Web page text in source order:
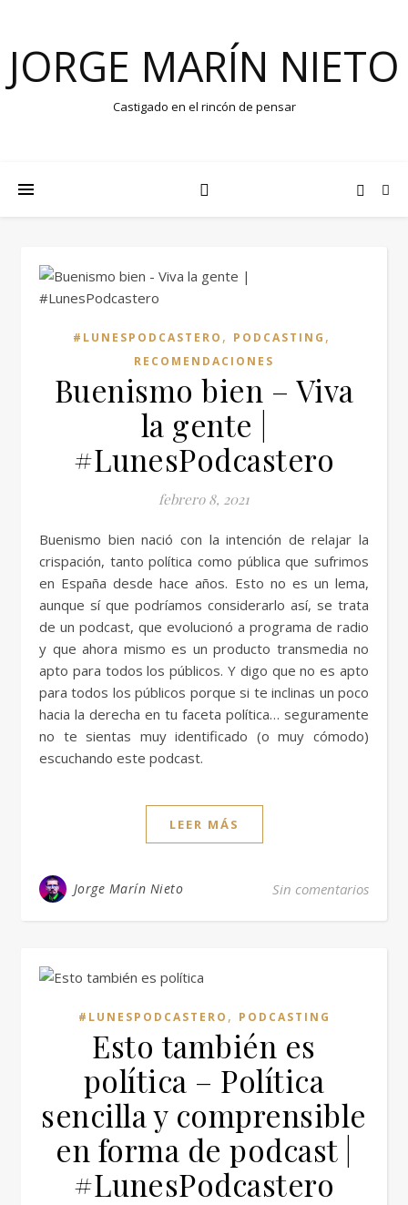
JORGE MARÍN NIETO
Castigado en el rincón de pensar
#LUNESPODCASTERO , PODCASTING ,
RECOMENDACIONES
Buenismo bien – Viva
la gente |
#LunesPodcastero
febrero 8, 2021
Buenismo bien nació con la intención de relajar la
crispación, tanto política como pública que sufrimos
en España desde hace años. Esto no es un lema,
aunque sí que podríamos considerarlo así, se trata
de un podcast, que evolucionó a programa de radio
y que ahora mismo es un producto transmedia no
apto para todos los públicos. Y digo que no es apto
para todos los públicos porque si te inclinas un poco
hacia la derecha en tu faceta política… seguramente
no te sientas muy identificado (o muy cómodo)
escuchando este podcast.
LEER MÁS
Jorge Marín Nieto Sin comentarios
#LUNESPODCASTERO , PODCASTING
Esto también es
política – Política
sencilla y comprensible
en forma de podcast |
#LunesPodcastero